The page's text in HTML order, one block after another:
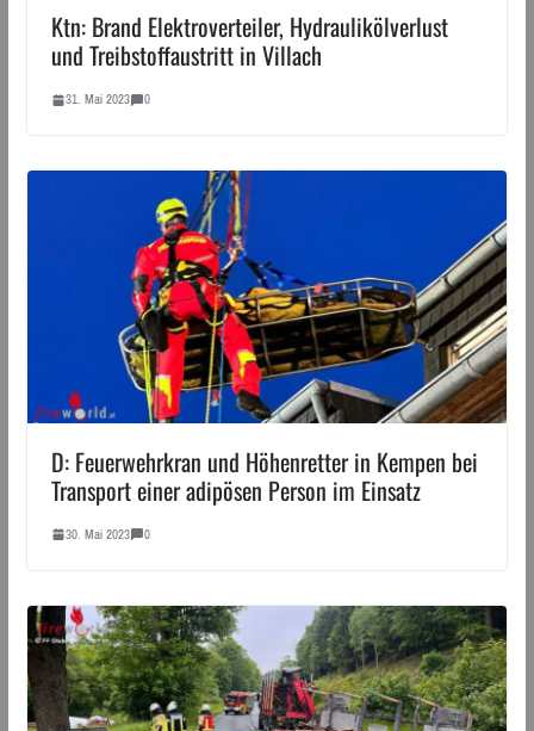
Ktn: Brand Elektroverteiler, Hydraulikölverlust
und Treibstoffaustritt in Villach
31. Mai 2023 0
D: Feuerwehrkran und Höhenretter in Kempen bei
Transport einer adipösen Person im Einsatz
30. Mai 2023 0